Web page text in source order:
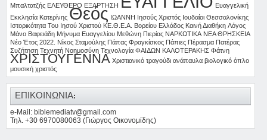
Μπαλτατζής ΕΛΕΥΘΕΡΟ ΕΞΑΡΤΗΣΗ
Ευαγγελική
Εκκλησία Κατερίνης Θεός ΙΩΑΝΝΗ Ιησούς Χριστός Ιουδαίοι Θεσσαλονίκης
Ιστορικότητα Του Ιησού Χριστού ΚΕ.Θ.Ε.Α. Βορείου Ελλάδος Καινή Διαθήκη Λόγος
Μάνο Βαφειάδη Μήνυμα Ευαγγελίου Μεθώνη Πιερίας ΝΑΡΚΩΤΙΚΑ ΝΕΑ ΘΡΗΣΚΕΙΑ
Νέο Έτος 2022. Νίκος Σταμούλης Πάπας Φραγκίσκος Πάπιες Πέρασμα Πατέρας
Συζήτηση Τεχνητή Νοημοσύνη Τεχνολογία ΦΑΙΔΩΝ ΚΑΛΟΤΕΡΑΚΗΣ Φάτνη
ΧΡΙΣΤΟΥΓΕΝΝΑ Χριστιανικό τραγούδι ανάπαυλα βιολογικό όπλο
μουσική χριστός
ΕΠΙΚΟΙΝΩΝΙΑ:
e-Mail: biblemediatv@gmail.com
Τηλ. +30 6970080063 (Γιώργος Οικονομίδης)